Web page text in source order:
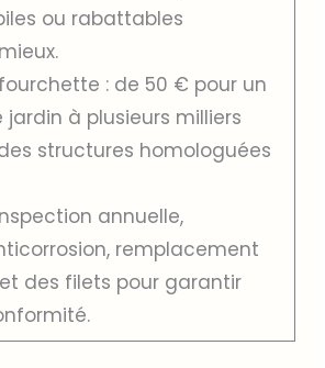
ou rabattables
: de 50 € pour un
à plusieurs milliers
structures homologuées
annuelle,
remplacement
des filets pour garantir